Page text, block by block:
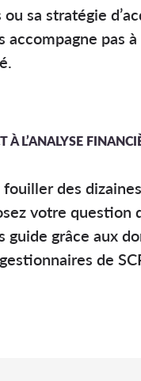
sa stratégie
accompagne pas à
À L’ANALYSE
des
votre question
guide grâce aux
de